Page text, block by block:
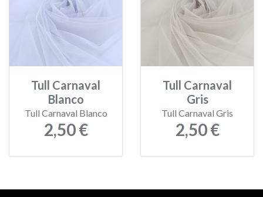
Tull Carnaval
Blanco
Tull Carnaval Blanco
2,50 €
Tull Carnaval
Gris
Tull Carnaval Gris
2,50 €